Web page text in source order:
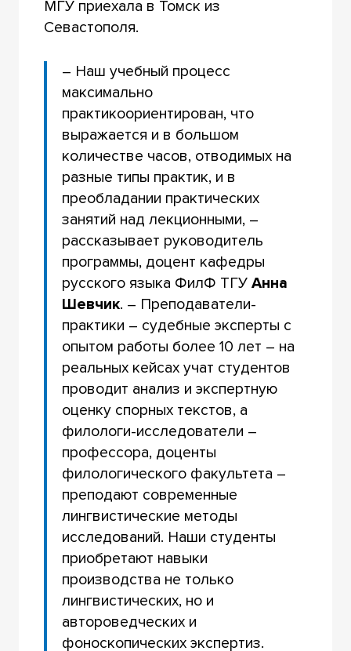
МГУ приехала в Томск из
Севастополя.
– Наш учебный процесс
максимально
практикоориентирован, что
выражается и в большом
количестве часов, отводимых на
разные типы практик, и в
преобладании практических
занятий над лекционными, –
рассказывает руководитель
программы, доцент кафедры
русского языка ФилФ ТГУАнна
Шевчик. – Преподаватели-
практики – судебные эксперты с
опытом работы более 10 лет – на
реальных кейсах учат студентов
проводит анализ и экспертную
оценку спорных текстов, а
филологи-исследователи –
профессора, доценты
филологического факультета –
преподают современные
лингвистические методы
исследований. Наши студенты
приобретают навыки
производства не только
лингвистических, но и
автороведческих и
фоноскопических экспертиз.